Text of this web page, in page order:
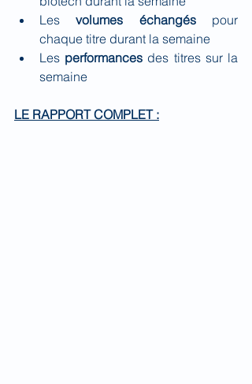
Les volumes échangés pour
chaque titre durant la semaine
Les performances des titres sur la
semaine
LE RAPPORT COMPLET :